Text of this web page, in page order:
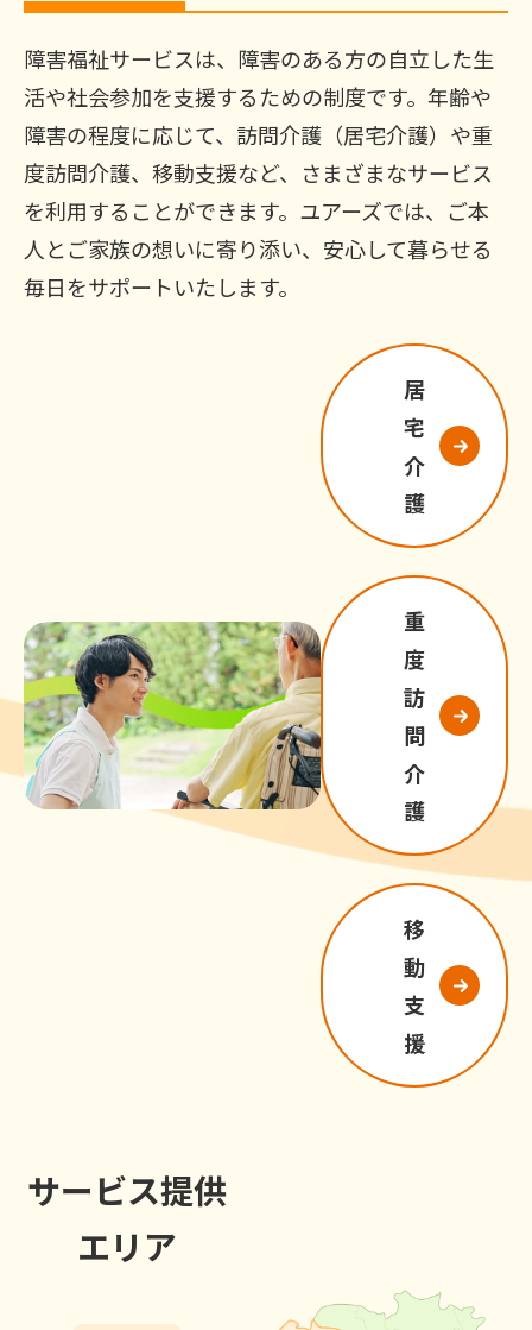
障害福祉サービスは、障害のある方の自立した生
活や社会参加を支援するための制度です。年齢や
障害の程度に応じて、訪問介護（居宅介護）や重
度訪問介護、移動支援など、さまざまなサービス
を利用することができます。ユアーズでは、ご本
人とご家族の想いに寄り添い、安心して暮らせる
毎日をサポートいたします。
居
宅
介
護
重
度
訪
問
介
護
移
動
支
援
サービス提供
エリア